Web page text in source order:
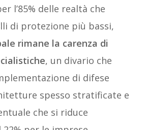
l’85% delle realtà che
di protezione più bassi,
rimane la carenza di
, un divario che
di difese
spesso stratificate e
che si riduce